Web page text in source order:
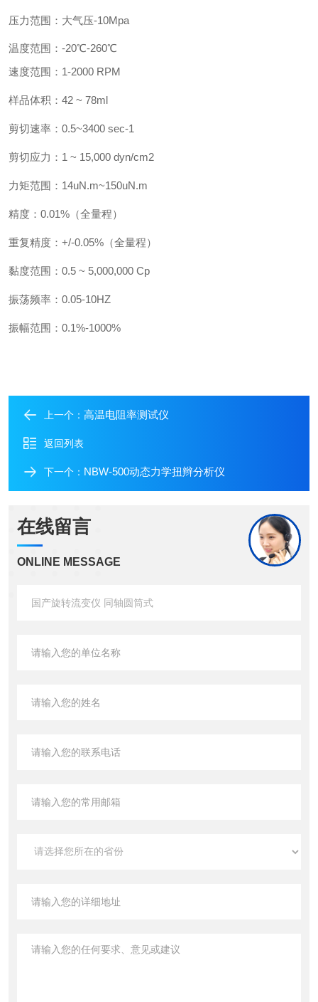
压力范围：大气压-10Mpa
温度范围： -20℃-260℃
速度范围： 1-2000 RPM
样品体积： 42 ~ 78ml
剪切速率： 0.5~3400 sec-1
剪切应力： 1 ~ 15,000 dyn/cm2
力矩范围： 14uN.m~150uN.m
精度： 0.01%（全量程）
重复精度： +/-0.05%（全量程）
黏度范围： 0.5 ~ 5,000,000 Cp
振荡频率： 0.05-10HZ
振幅范围： 0.1%-1000%
上一个： 高温电阻率测试仪
返回列表
下一个： NBW-500动态力学扭辫分析仪
在线留言
ONLINE MESSAGE